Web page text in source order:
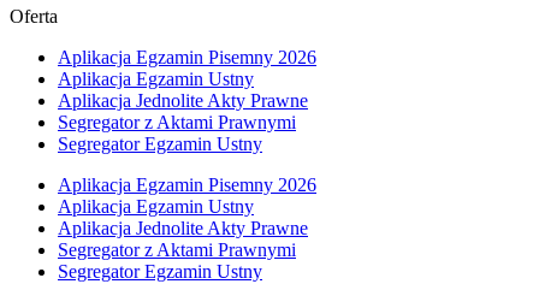
Oferta
Aplikacja Egzamin Pisemny 2026
Aplikacja Egzamin Ustny
Aplikacja Jednolite Akty Prawne
Segregator z Aktami Prawnymi
Segregator Egzamin Ustny
Aplikacja Egzamin Pisemny 2026
Aplikacja Egzamin Ustny
Aplikacja Jednolite Akty Prawne
Segregator z Aktami Prawnymi
Segregator Egzamin Ustny